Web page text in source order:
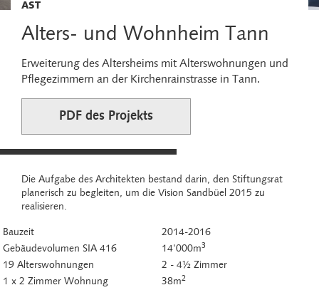
AST
Alters- und Wohnheim Tann
Erweiterung des Altersheims mit Alterswohnungen und
Pflegezimmern an der Kirchenrainstrasse in Tann.
PDF des Projekts
Die Aufgabe des Architekten bestand darin, den Stiftungsrat
planerisch zu begleiten, um die Vision Sandbüel 2015 zu
realisieren.
Bauzeit
2014-2016
Gebäudevolumen SIA 416
14'000m3
19 Alterswohnungen
2 - 4½ Zimmer
1 x 2 Zimmer Wohnung
38m2